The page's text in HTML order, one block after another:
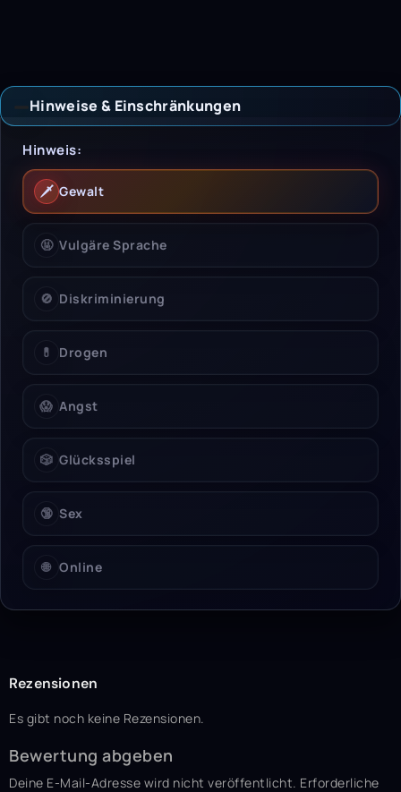
Hinweise & Einschränkungen
Hinweise &
Hinweis:
🗡️ Gewalt
🤬 Vulgäre Sprache
🚫 Diskriminierung
💊 Drogen
😱 Angst
🎲 Glücksspiel
🔞 Sex
🌐 Online
Rezensionen
Es gibt noch keine Rezensionen.
Bewertung abgeben
Deine E-Mail-Adresse wird nicht veröffentlicht. Erforderliche